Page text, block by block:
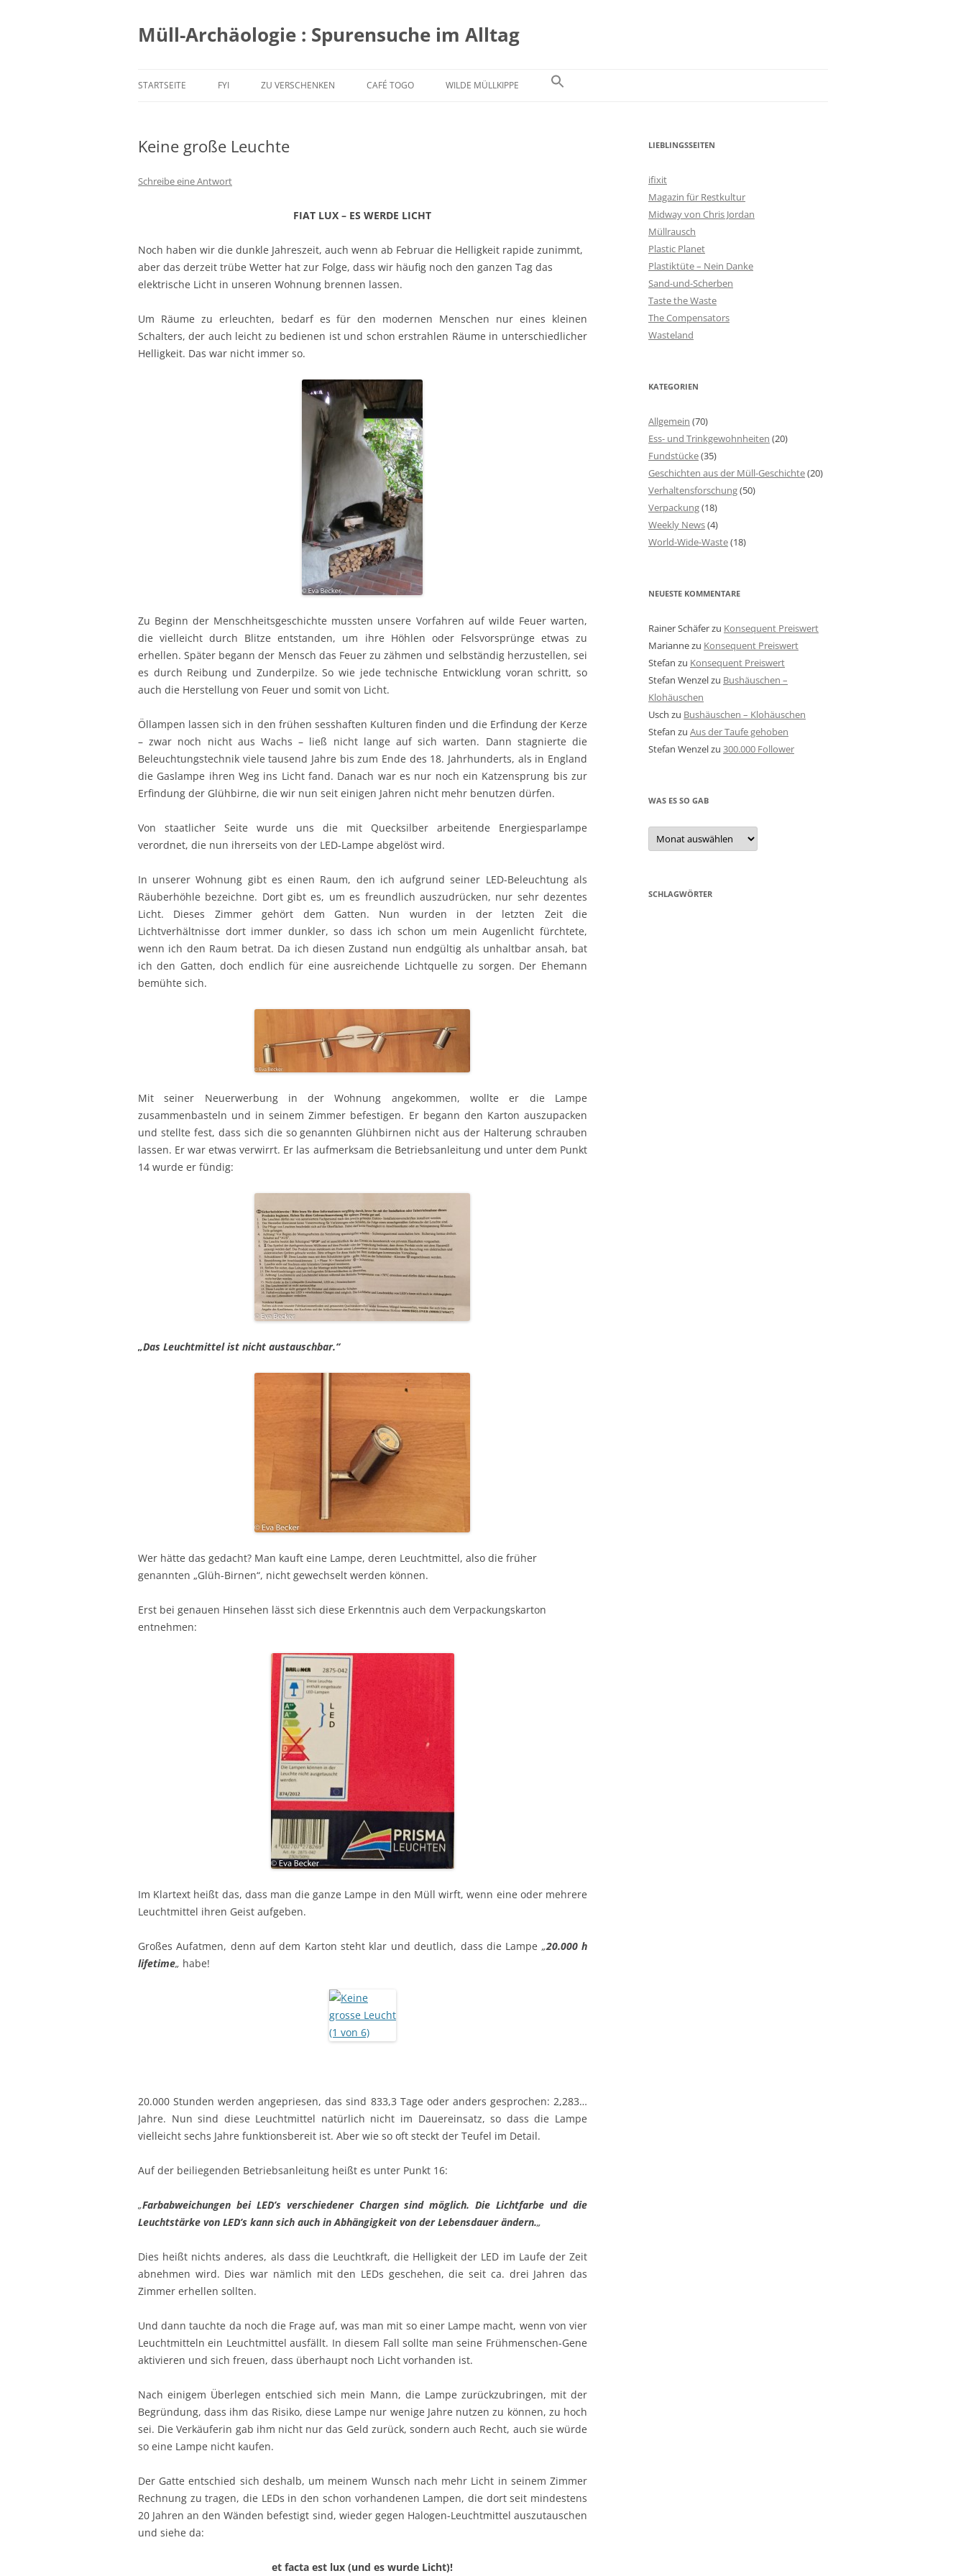
springen
Müll-Archäologie : Spurensuche im Alltag
STARTSEITE FYI ZU VERSCHENKEN CAFÉ TOGO WILDE MÜLLKIPPE
Keine große Leuchte
Schreibe eine Antwort
FIAT LUX – ES WERDE LICHT
Noch haben wir die dunkle Jahreszeit, auch wenn ab Februar die Helligkeit rapide zunimmt,
aber das derzeit trübe Wetter hat zur Folge, dass wir häufig noch den ganzen Tag das
elektrische Licht in unseren Wohnung brennen lassen.
Um Räume zu erleuchten, bedarf es für den modernen Menschen nur eines kleinen
Schalters, der auch leicht zu bedienen ist und schon erstrahlen Räume in unterschiedlicher
Helligkeit. Das war nicht immer so.
Zu Beginn der Menschheitsgeschichte mussten unsere Vorfahren auf wilde Feuer warten,
die vielleicht durch Blitze entstanden, um ihre Höhlen oder Felsvorsprünge etwas zu
erhellen. Später begann der Mensch das Feuer zu zähmen und selbständig herzustellen, sei
es durch Reibung und Zunderpilze. So wie jede technische Entwicklung voran schritt, so
auch die Herstellung von Feuer und somit von Licht.
Öllampen lassen sich in den frühen sesshaften Kulturen finden und die Erfindung der Kerze
– zwar noch nicht aus Wachs – ließ nicht lange auf sich warten. Dann stagnierte die
Beleuchtungstechnik viele tausend Jahre bis zum Ende des 18. Jahrhunderts, als in England
die Gaslampe ihren Weg ins Licht fand. Danach war es nur noch ein Katzensprung bis zur
Erfindung der Glühbirne, die wir nun seit einigen Jahren nicht mehr benutzen dürfen.
Von staatlicher Seite wurde uns die mit Quecksilber arbeitende Energiesparlampe
verordnet, die nun ihrerseits von der LED-Lampe abgelöst wird.
In unserer Wohnung gibt es einen Raum, den ich aufgrund seiner LED-Beleuchtung als
Räuberhöhle bezeichne. Dort gibt es, um es freundlich auszudrücken, nur sehr dezentes
Licht. Dieses Zimmer gehört dem Gatten. Nun wurden in der letzten Zeit die
Lichtverhältnisse dort immer dunkler, so dass ich schon um mein Augenlicht fürchtete,
wenn ich den Raum betrat. Da ich diesen Zustand nun endgültig als unhaltbar ansah, bat
ich den Gatten, doch endlich für eine ausreichende Lichtquelle zu sorgen. Der Ehemann
bemühte sich.
Mit seiner Neuerwerbung in der Wohnung angekommen, wollte er die Lampe
zusammenbasteln und in seinem Zimmer befestigen. Er begann den Karton auszupacken
und stellte fest, dass sich die so genannten Glühbirnen nicht aus der Halterung schrauben
lassen. Er war etwas verwirrt. Er las aufmerksam die Betriebsanleitung und unter dem Punkt
14 wurde er fündig:
„Das Leuchtmittel ist nicht austauschbar.“
Wer hätte das gedacht? Man kauft eine Lampe, deren Leuchtmittel, also die früher
genannten „Glüh-Birnen“, nicht gewechselt werden können.
Erst bei genauen Hinsehen lässt sich diese Erkenntnis auch dem Verpackungskarton
entnehmen:
Im Klartext heißt das, dass man die ganze Lampe in den Müll wirft, wenn eine oder mehrere
Leuchtmittel ihren Geist aufgeben.
Großes Aufatmen, denn auf dem Karton steht klar und deutlich, dass die Lampe „20.000 h
lifetime„ habe!
20.000 Stunden werden angepriesen, das sind 833,3 Tage oder anders gesprochen: 2,283…
Jahre. Nun sind diese Leuchtmittel natürlich nicht im Dauereinsatz, so dass die Lampe
vielleicht sechs Jahre funktionsbereit ist. Aber wie so oft steckt der Teufel im Detail.
Auf der beiliegenden Betriebsanleitung heißt es unter Punkt 16:
„Farbabweichungen bei LED’s verschiedener Chargen sind möglich. Die Lichtfarbe und die
Leuchtstärke von LED’s kann sich auch in Abhängigkeit von der Lebensdauer ändern.„
Dies heißt nichts anderes, als dass die Leuchtkraft, die Helligkeit der LED im Laufe der Zeit
abnehmen wird. Dies war nämlich mit den LEDs geschehen, die seit ca. drei Jahren das
Zimmer erhellen sollten.
Und dann tauchte da noch die Frage auf, was man mit so einer Lampe macht, wenn von vier
Leuchtmitteln ein Leuchtmittel ausfällt. In diesem Fall sollte man seine Frühmenschen-Gene
aktivieren und sich freuen, dass überhaupt noch Licht vorhanden ist.
Nach einigem Überlegen entschied sich mein Mann, die Lampe zurückzubringen, mit der
Begründung, dass ihm das Risiko, diese Lampe nur wenige Jahre nutzen zu können, zu hoch
sei. Die Verkäuferin gab ihm nicht nur das Geld zurück, sondern auch Recht, auch sie würde
so eine Lampe nicht kaufen.
Der Gatte entschied sich deshalb, um meinem Wunsch nach mehr Licht in seinem Zimmer
Rechnung zu tragen, die LEDs in den schon vorhandenen Lampen, die dort seit mindestens
20 Jahren an den Wänden befestigt sind, wieder gegen Halogen-Leuchtmittel auszutauschen
und siehe da:
et facta est lux (und es wurde Licht)!
LIEBLINGSSEITEN
ifixit
Magazin für Restkultur
Midway von Chris Jordan
Müllrausch
Plastic Planet
Plastiktüte – Nein Danke
Sand-und-Scherben
Taste the Waste
The Compensators
Wasteland
KATEGORIEN
Allgemein (70)
Ess- und Trinkgewohnheiten (20)
Fundstücke(35)
Geschichten aus der Müll-Geschichte(20)
Verhaltensforschung(50)
Verpackung(18)
Weekly News(4)
World-Wide-Waste(18)
NEUESTE KOMMENTARE
Rainer Schäferzu Konsequent Preiswert
Mariannezu Konsequent Preiswert
Stefan zu Konsequent Preiswert
Stefan Wenzelzu Bushäuschen –
Klohäuschen
Usch zu Bushäuschen – Klohäuschen
Stefan zu Aus der Taufe gehoben
Stefan Wenzelzu 300.000 Follower
WAS ES SO GAB
Was
es
so
SCHLAGWÖRTER